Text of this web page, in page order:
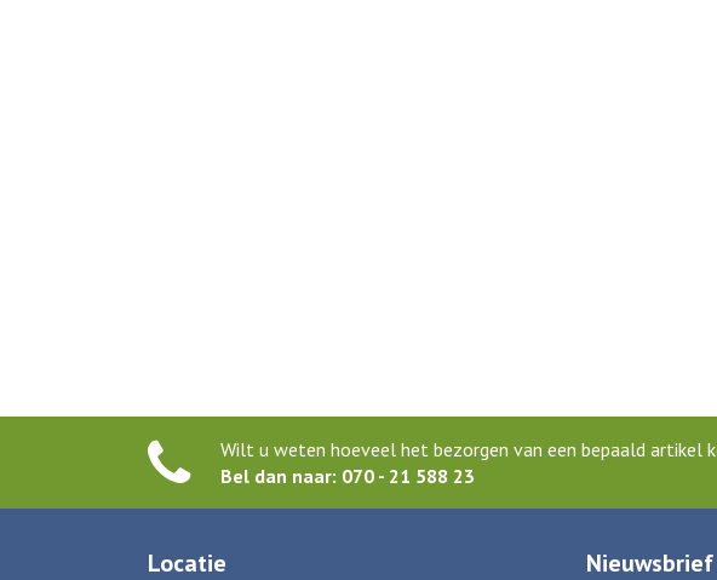
Wilt u weten hoeveel het bezorgen van een bepaald artikel
Bel dan naar: 070 - 21 588 23
Locatie Nieuwsbrief